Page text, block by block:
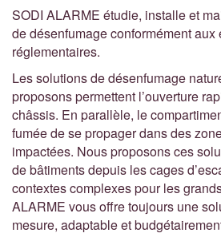
SODI ALARME étudie, installe et
de désenfumage conformément aux
réglementaires.
Les solutions de désenfumage
proposons permettent l’ouverture
châssis. En parallèle, le
fumée de se propager dans des
impactées. Nous proposons ces
de bâtiments depuis les cages
contextes complexes pour les
ALARME vous offre toujours une
mesure, adaptable et